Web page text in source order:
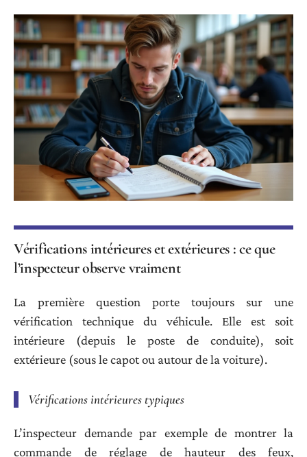
Vérifications intérieures et extérieures : ce que
l’inspecteur observe vraiment
La première question porte toujours sur une
vérification technique du véhicule. Elle est soit
intérieure (depuis le poste de conduite), soit
extérieure (sous le capot ou autour de la voiture).
Vérifications intérieures typiques
L’inspecteur demande par exemple de montrer la
commande de réglage de hauteur des feux,